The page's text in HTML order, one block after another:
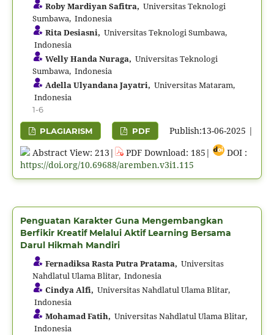
Roby Mardiyan Safitra, Universitas Teknologi
Sumbawa, Indonesia
Rita Desiasni, Universitas Teknologi Sumbawa,
Indonesia
Welly Handa Nuraga, Universitas Teknologi
Sumbawa, Indonesia
Adella Ulyandana Jayatri, Universitas Mataram,
Indonesia
1-6
PLAGIARISM PDF
Publish:13-06-2025 |
Abstract View: 213|
PDF Download: 185|
DOI :
https://doi.org/10.69688/aremben.v3i1.115
Penguatan Karakter Guna Mengembangkan
Berfikir Kreatif Melalui Aktif Learning Bersama
Darul Hikmah Mandiri
Fernadiksa Rasta Putra Pratama, Universitas
Nahdlatul Ulama Blitar, Indonesia
Cindya Alfi, Universitas Nahdlatul Ulama Blitar,
Indonesia
Mohamad Fatih, Universitas Nahdlatul Ulama Blitar,
Indonesia